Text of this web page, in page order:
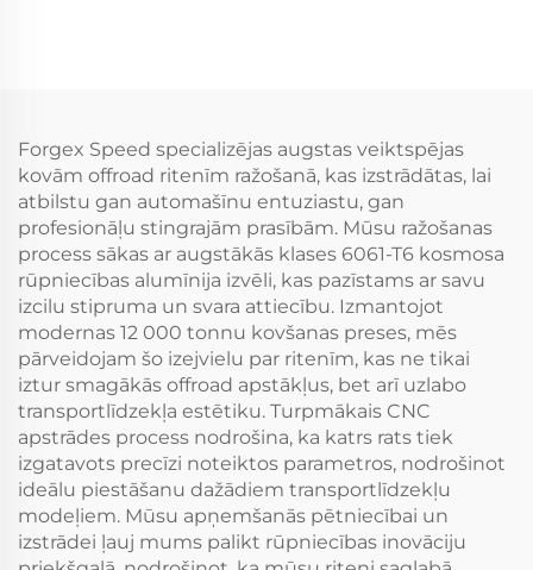
Forgex Speed specializējas augstas veiktspējas
kovām offroad ritenīm ražošanā, kas izstrādātas, lai
atbilstu gan automašīnu entuziastu, gan
profesionāļu stingrajām prasībām. Mūsu ražošanas
process sākas ar augstākās klases 6061-T6 kosmosa
rūpniecības alumīnija izvēli, kas pazīstams ar savu
izcilu stipruma un svara attiecību. Izmantojot
modernas 12 000 tonnu kovšanas preses, mēs
pārveidojam šo izejvielu par ritenīm, kas ne tikai
iztur smagākās offroad apstākļus, bet arī uzlabo
transportlīdzekļa estētiku. Turpmākais CNC
apstrādes process nodrošina, ka katrs rats tiek
izgatavots precīzi noteiktos parametros, nodrošinot
ideālu piestāšanu dažādiem transportlīdzekļu
modeļiem. Mūsu apņemšanās pētniecībai un
izstrādei ļauj mums palikt rūpniecības inovāciju